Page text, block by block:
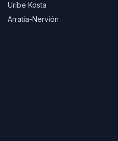
Uribe Kosta
Arratia-Nervión